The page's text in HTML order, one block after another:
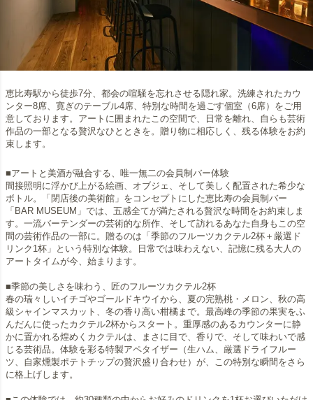
恵比寿駅から徒歩7分、都会の喧騒を忘れさせる隠れ家。洗練されたカウ
ンター8席、寛ぎのテーブル4席、特別な時間を過ごす個室（6席）をご用
意しております。アートに囲まれたこの空間で、日常を離れ、自らも芸術
作品の一部となる贅沢なひとときを。贈り物に相応しく、残る体験をお約
束します。
■アートと美酒が融合する、唯一無二の会員制バー体験
間接照明に浮かび上がる絵画、オブジェ、そして美しく配置された希少な
ボトル。「閉店後の美術館」をコンセプトにした恵比寿の会員制バー
「BAR MUSEUM」では、五感全てが満たされる贅沢な時間をお約束しま
す。一流バーテンダーの芸術的な所作、そして訪れるあなた自身もこの空
間の芸術作品の一部に。贈るのは「季節のフルーツカクテル2杯＋厳選ド
リンク1杯」という特別な体験。日常では味わえない、記憶に残る大人の
アートタイムが今、始まります。
■季節の美しさを味わう、匠のフルーツカクテル2杯
春の瑞々しいイチゴやゴールドキウイから、夏の完熟桃・メロン、秋の高
級シャインマスカット、冬の香り高い柑橘まで。最高峰の季節の果実をふ
んだんに使ったカクテル2杯からスタート。重厚感のあるカウンターに静
かに置かれる煌めくカクテルは、まさに目で、香りで、そして味わいで感
じる芸術品。体験を彩る特製アペタイザー（生ハム、厳選ドライフルー
ツ、自家燻製ポテトチップの贅沢盛り合わせ）が、この特別な瞬間をさら
に格上げします。